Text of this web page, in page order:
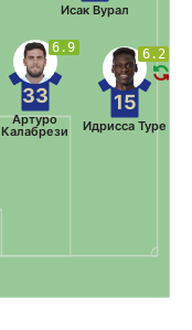
6.9
33
Артуро
Калабрези
6.2
15
Идрисса Туре
Исак Вурал